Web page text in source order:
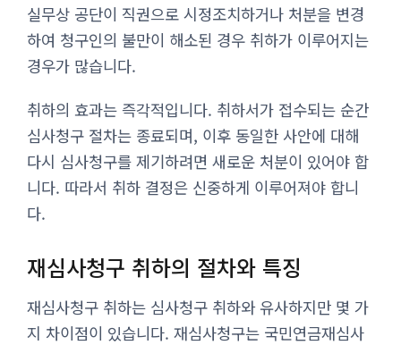
실무상 공단이 직권으로 시정조치하거나 처분을 변경
하여 청구인의 불만이 해소된 경우 취하가 이루어지는
경우가 많습니다.
취하의 효과는 즉각적입니다. 취하서가 접수되는 순간
심사청구 절차는 종료되며, 이후 동일한 사안에 대해
다시 심사청구를 제기하려면 새로운 처분이 있어야 합
니다. 따라서 취하 결정은 신중하게 이루어져야 합니
다.
재심사청구 취하의 절차와 특징
재심사청구 취하는 심사청구 취하와 유사하지만 몇 가
지 차이점이 있습니다. 재심사청구는 국민연금재심사